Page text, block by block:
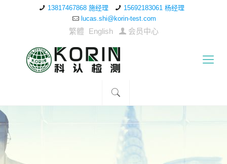
13817467868 施经理
15692183061 杨经理
lucas.shi@korin-test.com
繁體 English 会员中心